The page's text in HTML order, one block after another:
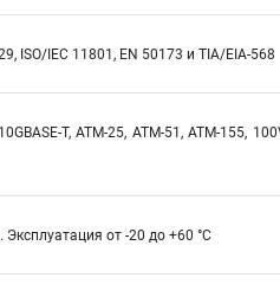
ISO/IEC 11801, EN 50173 и TIA/EIA-568
T, ATM-25, ATM-51, ATM-155,
от -20 до +60 °C